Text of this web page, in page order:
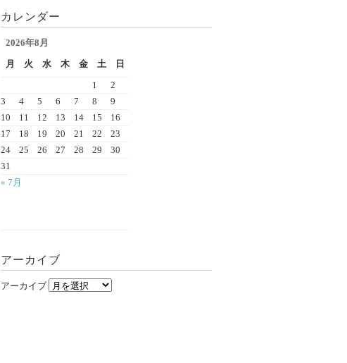
カレンダー
2026年8月
月
火 水 木 金 土 日
« 7月
1
2
3
4 5 6 7 8
9
10
11 12 13 14 15
16
17
18 19 20 21 22
23
24
25 26 27 28 29
30
31
アーカイブ
アーカイブ